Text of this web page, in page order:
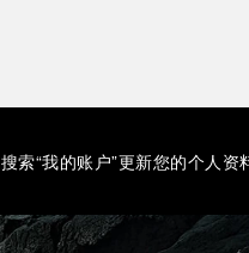
搜索“我的账户”更新您的个人资